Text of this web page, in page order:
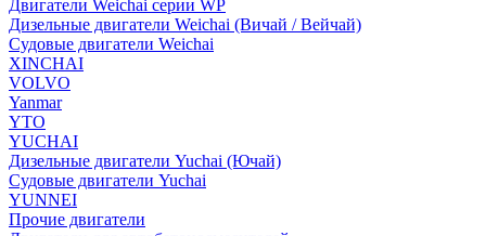
Двигатели Weichai серии WP
Дизельные двигатели Weichai (Вичай / Вейчай)
Судовые двигатели Weichai
XINCHAI
VOLVO
Yanmar
YTO
YUCHAI
Дизельные двигатели Yuchai (Ючай)
Судовые двигатели Yuchai
YUNNEI
Прочие двигатели